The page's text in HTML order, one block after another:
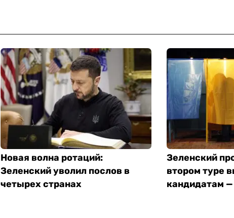
Новая волна ротаций:
Зеленский уволил послов в
четырех странах
Зеленский
втором туре
кандидатам